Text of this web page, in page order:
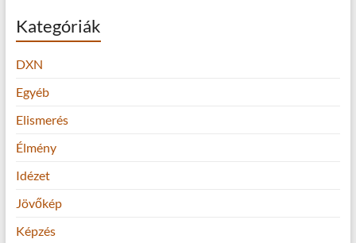
Kategóriák
DXN
Egyéb
Elismerés
Élmény
Idézet
Jövőkép
Képzés